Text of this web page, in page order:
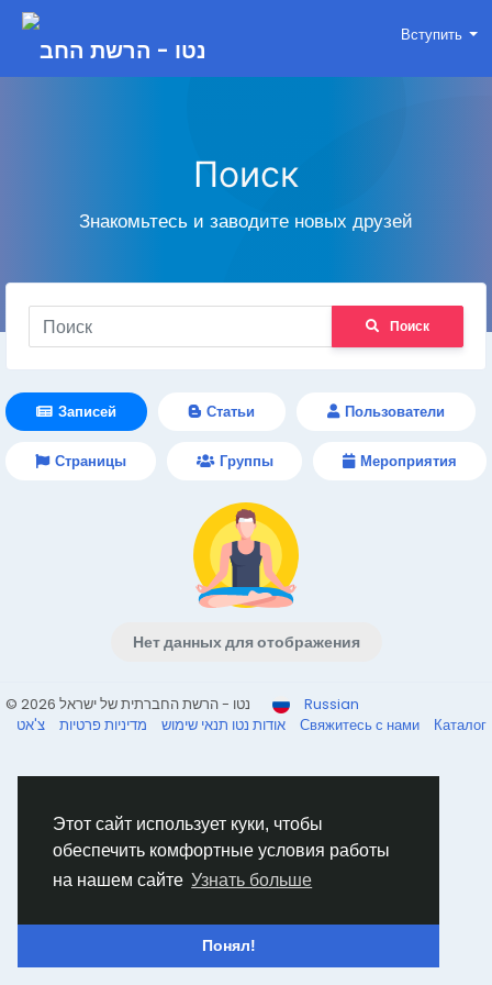
Этот сайт использует куки, чтобы
обеспечить комфортные условия работы
на нашем сайте Узнать больше
Понял!
Вступить
Поиск
Знакомьтесь и заводите новых друзей
Поиск
Записей Статьи Пользователи
Страницы Группы Мероприятия
Нет данных для отображения
© 2026 נטו - הרשת החברתית של ישראל
Russian
אודות נטו תנאי שימוש מדיניות פרטיות Свяжитесь с нами Каталог